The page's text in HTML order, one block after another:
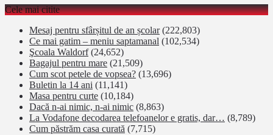
Cele mai citite
Mesaj pentru sfârșitul de an școlar (222,803)
Ce mai gatim – meniu saptamanal (102,534)
Şcoala Waldorf (24,652)
Bagajul pentru mare (21,509)
Cum scot petele de vopsea? (13,696)
Buletin la 14 ani (11,141)
Masa pentru curte (10,184)
Dacă n-ai nimic, n-ai nimic (8,863)
La Vodafone decodarea telefoanelor e gratis, dar… (8,789)
Cum păstrăm casa curată (7,715)